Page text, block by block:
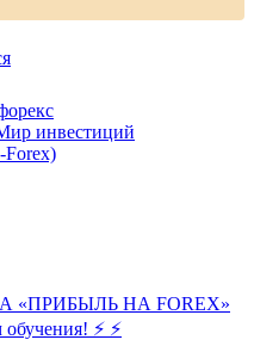
инвестиций
НА FOREX»
⚡ ⚡